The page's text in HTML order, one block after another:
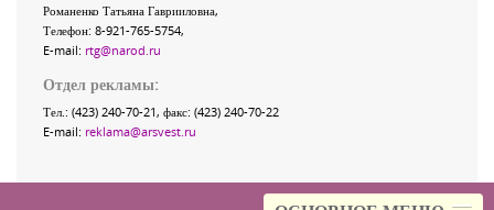
Романенко Татьяна Гаврииловна,
Телефон: 8-921-765-5754,
E-mail: rtg@narod.ru
Отдел рекламы:
Тел.: (423) 240-70-21, факс: (423) 240-70-22
E-mail: reklama@arsvest.ru